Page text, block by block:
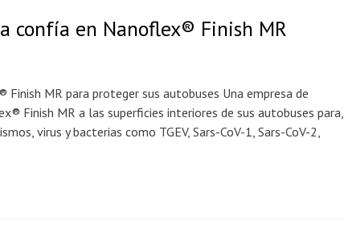
confía en Nanoflex® Finish MR
MR para proteger sus autobuses Una empresa de
Finish MR a las superficies interiores de sus autobuses para,
virus y bacterias como TGEV, Sars-CoV-1, Sars-CoV-2,